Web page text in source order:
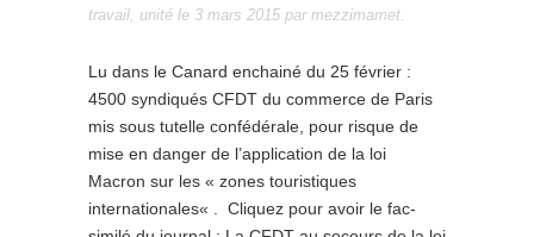
travail, unité le 3 mars 2015 par mezzimamet.
Lu dans le Canard enchainé du 25 février :
4500 syndiqués CFDT du commerce de Paris
mis sous tutelle confédérale, pour risque de
mise en danger de l’application de la loi
Macron sur les « zones touristiques
internationales« . Cliquez pour avoir le fac-